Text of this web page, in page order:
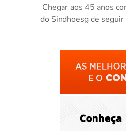
Chegar aos 45 anos
do Sindhoesg de